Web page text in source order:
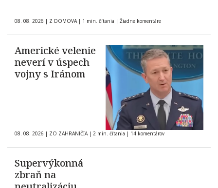
08. 08. 2026 | Z DOMOVA | 1 min. čítania | Žiadne komentáre
Americké velenie
neverí v úspech
vojny s Iránom
08. 08. 2026 | ZO ZAHRANIČIA | 2 min. čítania | 14 komentárov
Supervýkonná
zbraň na